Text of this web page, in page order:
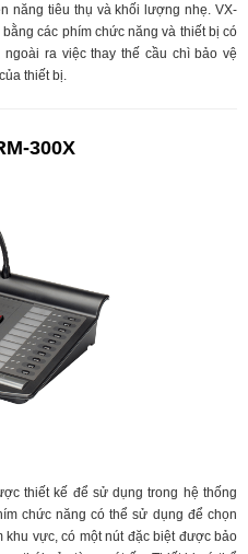
năng tiêu thụ và khối lượng nhẹ. VX-
các phím chức năng và thiết bị có
ra việc thay thế cầu chì bảo vệ
thiết bị.
300X
thiết kế để sử dụng trong hệ thống
chức năng có thể sử dụng để chọn
vực, có một nút đặc biệt được bảo